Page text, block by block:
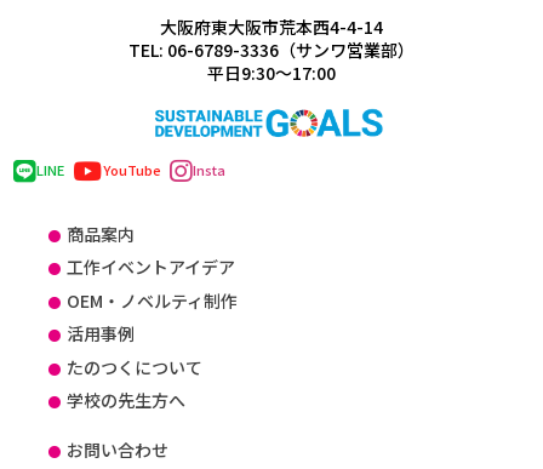
大阪府東大阪市荒本西4-4-14
TEL: 06-6789-3336（サンワ営業部）
平日9:30～17:00
LINE YouTube Insta
商品案内
工作イベントアイデア
OEM・ノベルティ制作
活用事例
たのつくについて
学校の先生方へ
お問い合わせ